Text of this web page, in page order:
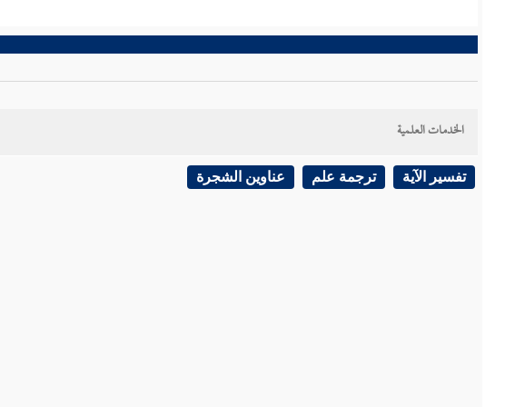
الخدمات العلمية
تفسير الآية ترجمة علم عناوين الشجرة